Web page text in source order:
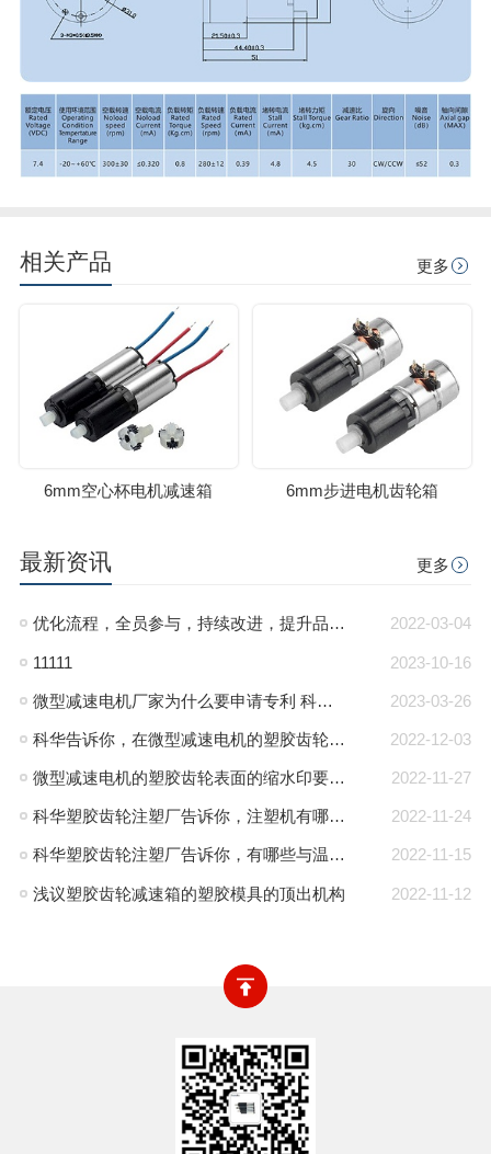
相关产品 更多
6mm空心杯电机减速箱 6mm步进电机齿轮箱
最新资讯 更多
2022-03-04
优化流程，全员参与，持续改进，提升品质管里系统
2023-10-16
11111
2023-03-26
微型减速电机厂家为什么要申请专利 科华微型减速电机
2022-12-03
科华告诉你，在微型减速电机的塑胶齿轮注塑过程中塑胶齿轮内产生气泡的原因和解决办法
2022-11-27
微型减速电机的塑胶齿轮表面的缩水印要如何解决？-科华微型减速电机厂
2022-11-24
科华塑胶齿轮注塑厂告诉你，注塑机有哪些种类
2022-11-15
科华塑胶齿轮注塑厂告诉你，有哪些与温度有关的成型参数
2022-11-12
浅议塑胶齿轮减速箱的塑胶模具的顶出机构